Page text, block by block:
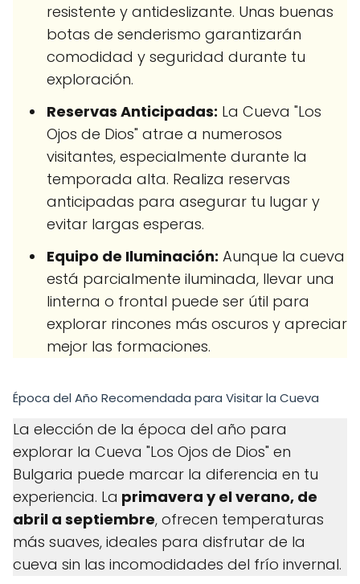
resistente y antideslizante. Unas buenas
botas de senderismo garantizarán
comodidad y seguridad durante tu
exploración.
Reservas Anticipadas: La Cueva "Los
Ojos de Dios" atrae a numerosos
visitantes, especialmente durante la
temporada alta. Realiza reservas
anticipadas para asegurar tu lugar y
evitar largas esperas.
Equipo de Iluminación: Aunque la cueva
está parcialmente iluminada, llevar una
linterna o frontal puede ser útil para
explorar rincones más oscuros y apreciar
mejor las formaciones.
Época del Año Recomendada para Visitar la Cueva
La elección de la época del año para
explorar la Cueva "Los Ojos de Dios" en
Bulgaria puede marcar la diferencia en tu
experiencia. La primavera y el verano, de
abril a septiembre, ofrecen temperaturas
más suaves, ideales para disfrutar de la
cueva sin las incomodidades del frío invernal.